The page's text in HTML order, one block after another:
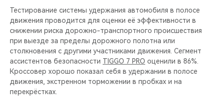
Тестирование системы удержания автомобиля в полосе
движения проводится для оценки её эффективности в
снижении риска дорожно-транспортного происшествия
при выезде за пределы дорожного полотна или
столкновения с другими участниками движения. Сегмент
ассистентов безопасности TIGGO 7 PRO оценили в 86%.
Кроссовер хорошо показал себя в удержании в полосе
движения, экстренном торможении в пробках и на
перекрёстках.